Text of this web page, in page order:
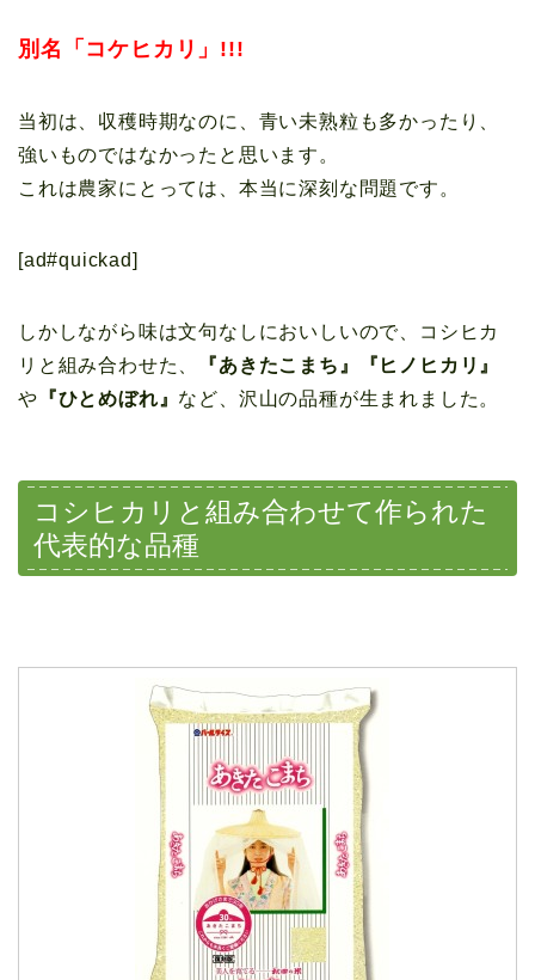
別名「コケヒカリ」!!!
当初は、収穫時期なのに、青い未熟粒も多かったり、
強いものではなかったと思います。
これは農家にとっては、本当に深刻な問題です。
[ad#quickad]
しかしながら味は文句なしにおいしいので、コシヒカ
リと組み合わせた、
『あきたこまち』『ヒノヒカリ』
や 『ひとめぼれ』 など、沢山の品種が生まれました。
コシヒカリと組み合わせて作られた
代表的な品種